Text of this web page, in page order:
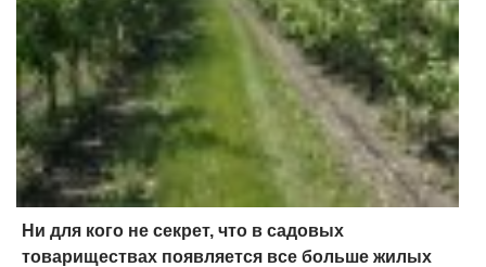
Ни для кого не секрет, что в садовых
товариществах появляется все больше жилых